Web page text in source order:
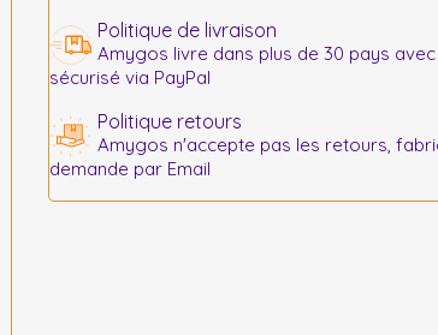
Politique de livraison
Amygos livre dans plus de 30 pays
sécurisé via PayPal
Politique retours
Amygos n'accepte pas les retours,
demande par Email